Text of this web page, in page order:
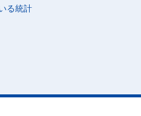
る統計